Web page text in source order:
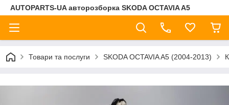
AUTOPARTS-UA авторозборка SKODA OCTAVIA A5
Товари та послуги SKODA OCTAVIA A5 (2004-2013)